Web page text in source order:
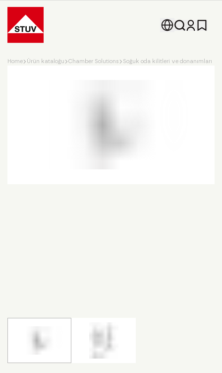
Go To the Homepage
Home Ürün kataloğu Chamber Solutions Soğuk oda kilitleri ve donanımları